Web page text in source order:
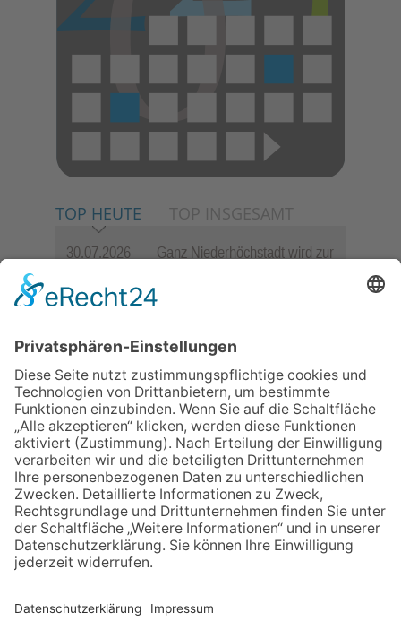
TOP HEUTE TOP INSGESAMT
30.07.2026
Ganz Niederhöchstadt wird zur
06.08.2026
Jugendchor Hochtaunus
Programm „Changes“
Sommerabend: Der Rettershof
lädt wieder zum Weinfest ein
06.08.2026
Hisamoto und Tölke begeistern
mit Werken von Walter
Wachsmuth
09.07.2026
Wasserampel steht auf Gelb:
Stadt ruft zum Wassersparen
auf